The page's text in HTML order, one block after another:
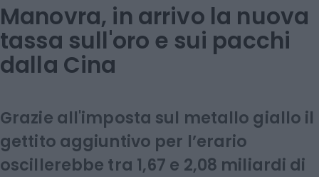
Manovra, in arrivo la nuova
tassa sull'oro e sui pacchi
dalla Cina
Grazie all'imposta sul metallo giallo il
gettito aggiuntivo per l’erario
oscillerebbe tra 1,67 e 2,08 miliardi di